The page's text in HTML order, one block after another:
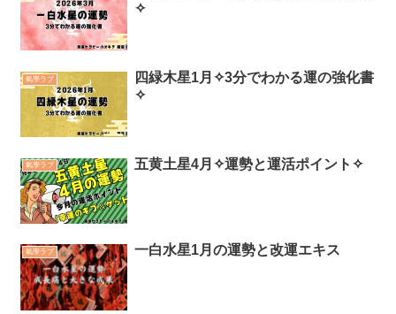
✧
氣學ラブ
四緑木星1月✧3分でわかる運の強化書
✧
氣學ラブ 五黄土星4月✧運勢と運活ポイント✧
氣學ラブ 一白水星1月の運勢と改運エキス